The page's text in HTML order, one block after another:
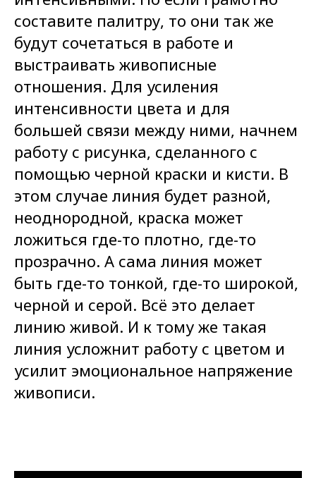
составите палитру, то они так же
будут сочетаться в работе и
выстраивать живописные
отношения. Для усиления
интенсивности цвета и для
большей связи между ними, начнем
работу с рисунка, сделанного с
помощью черной краски и кисти. В
этом случае линия будет разной,
неоднородной, краска может
ложиться где-то плотно, где-то
прозрачно. А сама линия может
быть где-то тонкой, где-то широкой,
черной и серой. Всё это делает
линию живой. И к тому же такая
линия усложнит работу с цветом и
усилит эмоциональное напряжение
живописи.